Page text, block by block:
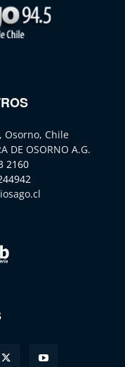
Osorno, Chile
DE OSORNO A.G.
2160